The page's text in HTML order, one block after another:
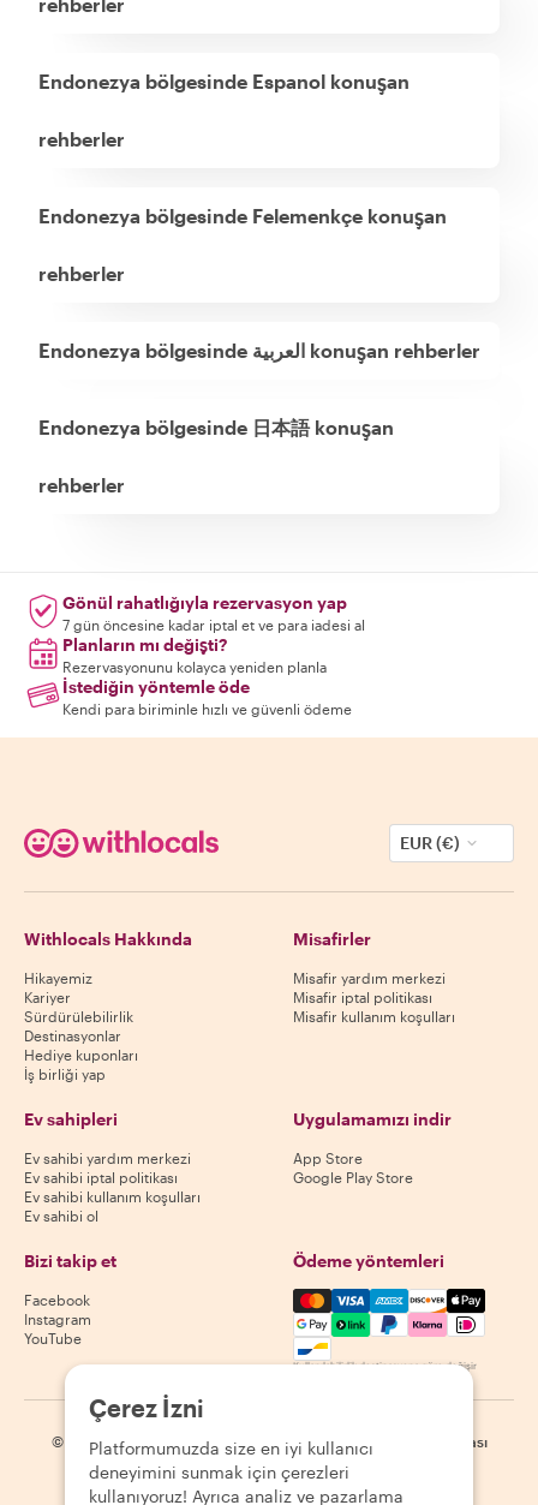
Endonezya bölgesinde Espanol konuşan
rehberler
Endonezya bölgesinde Felemenkçe konuşan
rehberler
Endonezya bölgesinde العربية konuşan rehberler
Endonezya bölgesinde 日本語 konuşan
rehberler
Gönül rahatlığıyla rezervasyon yap
7 gün öncesine kadar iptal et ve para iadesi al
Planların mı değişti?
Rezervasyonunu kolayca yeniden planla
İstediğin yöntemle öde
Kendi para biriminle hızlı ve güvenli ödeme
EUR (€)
Withlocals Hakkında
Hikayemiz
Kariyer
Sürdürülebilirlik
Destinasyonlar
Hediye kuponları
İş birliği yap
Misafirler
Misafir yardım merkezi
Misafir iptal politikası
Misafir kullanım koşulları
Ev sahipleri
Ev sahibi yardım merkezi
Ev sahibi iptal politikası
Ev sahibi kullanım koşulları
Ev sahibi ol
Uygulamamızı indir
App Store
Google Play Store
Bizi takip et
Facebook
Instagram
YouTube
Ödeme yöntemleri
Mastercard, Visa, Amex,
Kullanılabilirlik destinasyona göre değişir
© 2026 Withlocals.com Gizlilik Politikası | Site haritası
Çerez İzni
Platformumuzda size en iyi kullanıcı
deneyimini sunmak için çerezleri
kullanıyoruz! Ayrıca analiz ve pazarlama